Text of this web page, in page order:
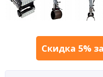
Скидка 5%